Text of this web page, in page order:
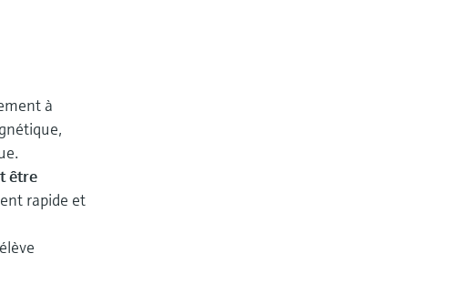
à
être
rapide et